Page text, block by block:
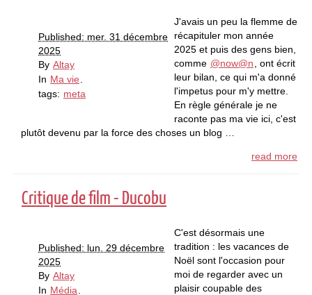
Published: mer. 31 décembre
2025
By Altay
In Ma vie.
tags: meta
J'avais un peu la flemme de
récapituler mon année
2025 et puis des gens bien,
comme @now@n, ont écrit
leur bilan, ce qui m'a donné
l'impetus pour m'y mettre.
En règle générale je ne
raconte pas ma vie ici, c'est
plutôt devenu par la force des choses un blog …
read more
Critique de film - Ducobu
Published: lun. 29 décembre
2025
By Altay
In Média
C'est désormais une
tradition : les vacances de
Noël sont l'occasion pour
moi de regarder avec un
plaisir coupable des